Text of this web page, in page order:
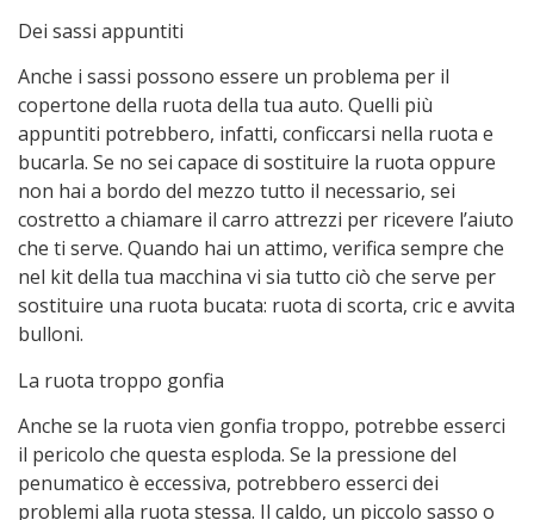
Dei sassi appuntiti
Anche i sassi possono essere un problema per il
copertone della ruota della tua auto. Quelli più
appuntiti potrebbero, infatti, conficcarsi nella ruota e
bucarla. Se no sei capace di sostituire la ruota oppure
non hai a bordo del mezzo tutto il necessario, sei
costretto a chiamare il carro attrezzi per ricevere l’aiuto
che ti serve. Quando hai un attimo, verifica sempre che
nel kit della tua macchina vi sia tutto ciò che serve per
sostituire una ruota bucata: ruota di scorta, cric e avvita
bulloni.
La ruota troppo gonfia
Anche se la ruota vien gonfia troppo, potrebbe esserci
il pericolo che questa esploda. Se la pressione del
penumatico è eccessiva, potrebbero esserci dei
problemi alla ruota stessa. Il caldo, un piccolo sasso o